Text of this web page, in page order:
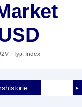
| Typ: Index
►